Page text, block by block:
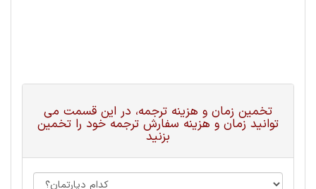
تخمین زمان و هزینه ترجمه، در این قسمت می
توانید زمان و هزینه سفارش ترجمه خود را تخمین
بزنید